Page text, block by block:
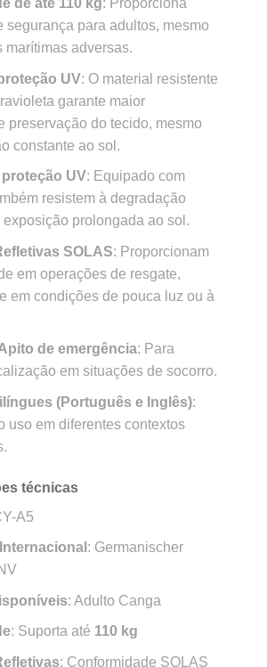
de até 110 kg: Proporciona
segurança para adultos, mesmo
marítimas adversas.
UV: O material resistente
garante maior
preservação do tecido, mesmo
constante ao sol.
UV: Equipado com
resistem à degradação
prolongada ao sol.
SOLAS: Proporcionam
em operações de resgate,
em condições de pouca luz ou à
de emergência: Para
em situações de socorro.
(Português e Inglês):
uso em diferentes contextos
técnicas
A5
: Germanischer
: Adulto Canga
: Suporta até 110 kg
: Conformidade SOLAS